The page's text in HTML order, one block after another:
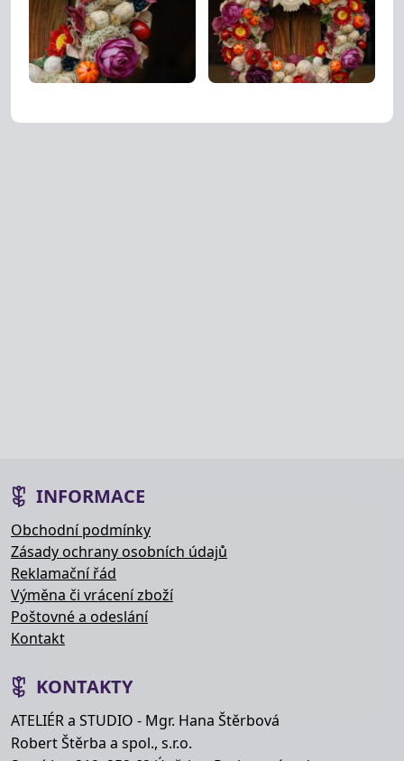
INFORMACE
Obchodní podmínky
Zásady ochrany osobních údajů
Reklamační řád
Výměna či vrácení zboží
Poštovné a odeslání
Kontakt
KONTAKTY
ATELIÉR a STUDIO - Mgr. Hana Štěrbová
Robert Štěrba a spol., s.r.o.